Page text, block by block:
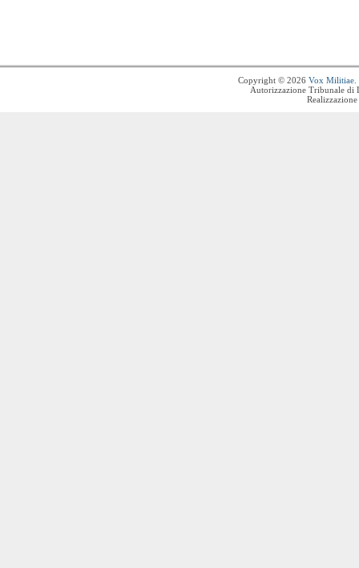
Copyright © 2026 Vox Militiae
Autorizzazione Tribunale di